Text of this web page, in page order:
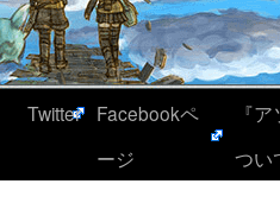
Twitter
Facebookペ
ージ
『
つい